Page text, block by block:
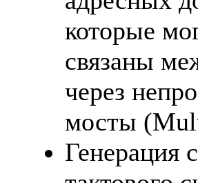
которые
связаны
через
мосты
Генерация